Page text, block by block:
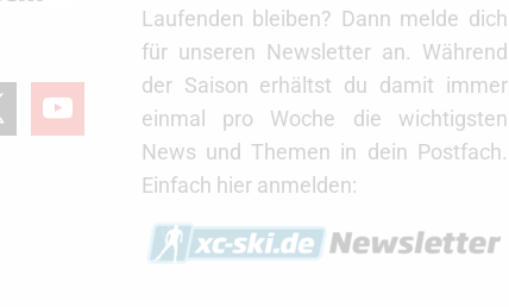
youtube
Laufenden bleiben? Dann melde dich
für unseren Newsletter an. Während
der Saison erhältst du damit immer
einmal pro Woche die wichtigsten
News und Themen in dein Postfach.
Einfach hier anmelden: